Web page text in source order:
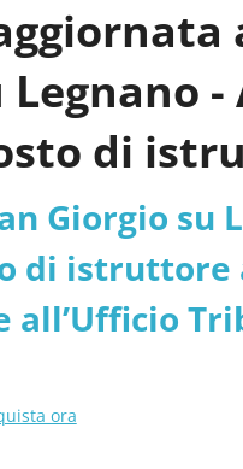
Legnano
di
-
Giorgio
di
all’Ufficio
ora